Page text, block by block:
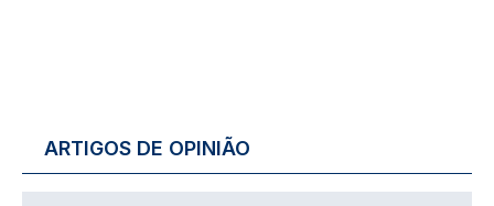
ARTIGOS DE OPINIÃO